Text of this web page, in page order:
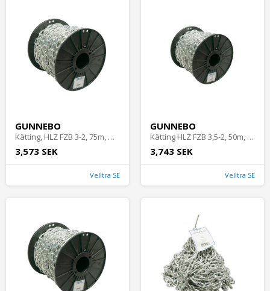
GUNNEBO
Kätting, HLZ FZB 3-2, 75m, Gunnebo
3,573 SEK
Velltra SE
GUNNEBO
Kätting HLZ FZB 3,5-2, 50m, Gunnebo
3,743 SEK
Velltra SE